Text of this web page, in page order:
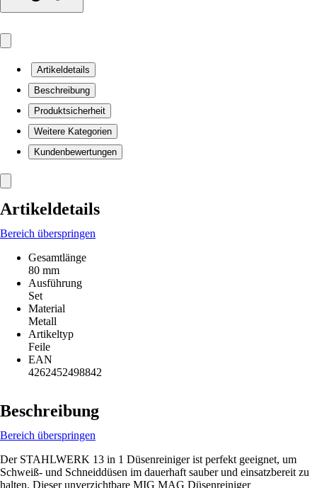
Artikeldetails
Beschreibung
Produktsicherheit
Weitere Kategorien
Kundenbewertungen
Artikeldetails
Bereich überspringen
Gesamtlänge
80 mm
Ausführung
Set
Material
Metall
Artikeltyp
Feile
EAN
4262452498842
Beschreibung
Bereich überspringen
Der STAHLWERK 13 in 1 Düsenreiniger ist perfekt geeignet, um
Schweiß- und Schneiddüsen im dauerhaft sauber und einsatzbereit zu
halten. Dieser unverzichtbare MIG MAG Düsenreiniger